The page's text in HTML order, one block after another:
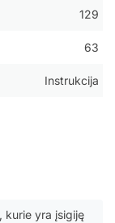
129
63
Instrukcija
kurie yra įsigiję